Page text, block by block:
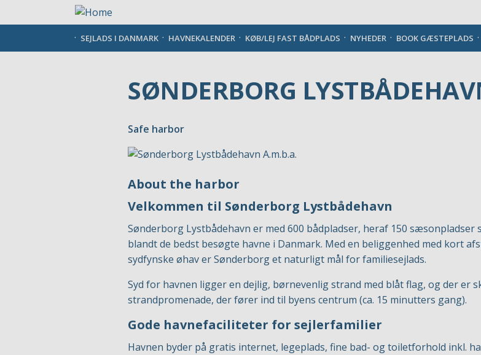
til
SEJLADS I DANMARK HAVNEKALENDER KØB/LEJ FAST BÅDPLADS NYHEDER BOOK GÆSTEPLADS
SØNDERBORG
Safe harbor
About the harbor
Velkommen til Sønderborg Lystbådehavn
Sønderborg Lystbådehavn er med 600 bådpladser, heraf 150 sæsonpladser
blandt de bedst besøgte havne i Danmark. Med en beliggenhed med kort
sydfynske øhav er Sønderborg et naturligt mål for familiesejlads.
Syd for havnen ligger en dejlig, børnevenlig strand med blåt flag, og der er
strandpromenade, der fører ind til byens centrum (ca. 15 minutters gang).
Gode havnefaciliteter for sejlerfamilier
Havnen byder på gratis internet, legeplads, fine bad- og toiletforhold inkl.